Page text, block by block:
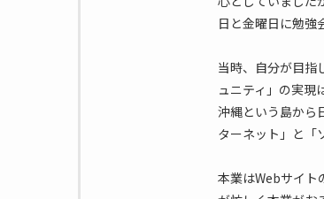
日と金曜日に勉強
当時、自分が目指
ュニティ」の実現
沖縄という島から
ターネット」と「
本業はWebサイト